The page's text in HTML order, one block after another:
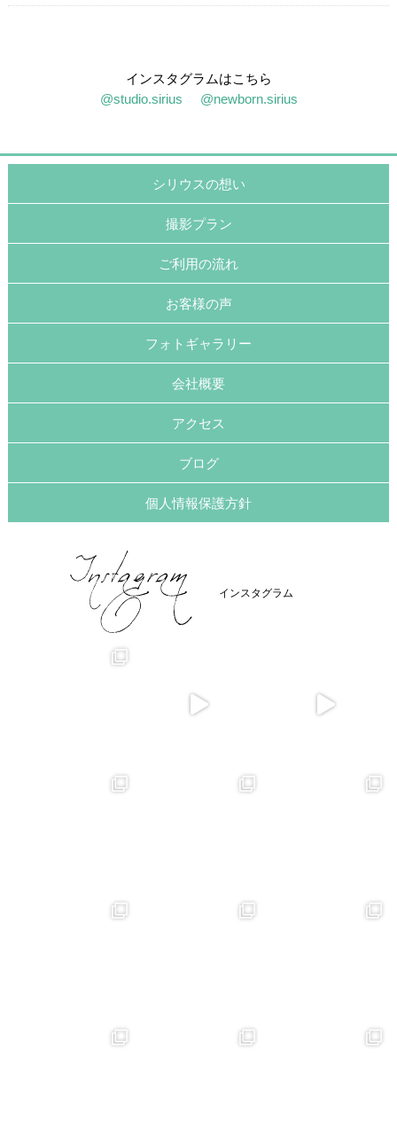
インスタグラムはこちら
@studio.sirius
@newborn.sirius
シリウスの想い
撮影プラン
ご利用の流れ
お客様の声
フォトギャラリー
会社概要
アクセス
ブログ
個人情報保護方針
インスタグラム